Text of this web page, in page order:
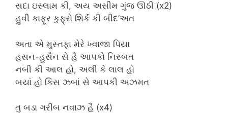
સદા ઇસ્લામ કી, અય અસીમ ગુંજ ઊઠી (x2)
હુવી કાફૂર કુફ્રો શિર્ક કી બીદ’અત
અતા એ મુસ્તફા મેરે ખ્વાજા પિયા
હસન-હુસૈન સે હૈ આપકો નિસ્બત
નબી કી આલ હો, અલી કે લાલ હો
બયાં હો કિસ ઝબાં સે આપકી અઝમત
તુ બડા ગરીબ નવાઝ હૈ (x4)